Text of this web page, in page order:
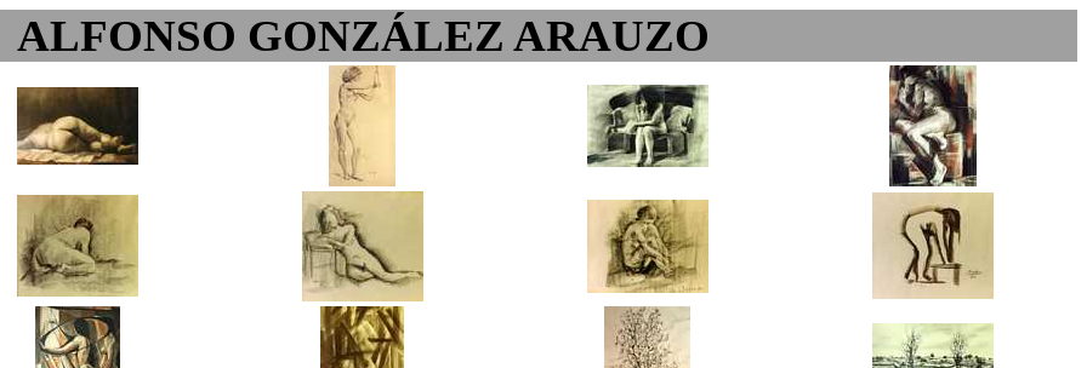
ALFONSO GONZÁLEZ ARAUZO